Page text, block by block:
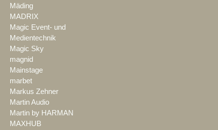
Mäding
MADRIX
Magic Event- und
Medientechnik
Magic Sky
magnid
Mainstage
marbet
Markus Zehner
Martin Audio
Martin by HARMAN
MAXHUB